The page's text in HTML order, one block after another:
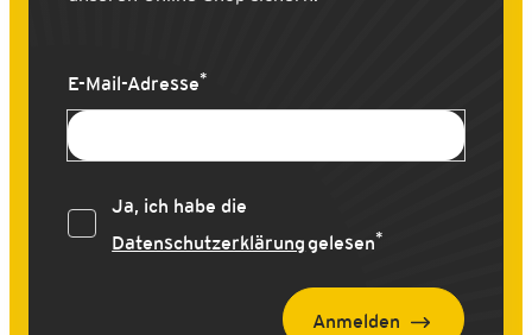
E-Mail-Adresse*
Ja, ich habe die
Datenschutzerklärunggelesen*
Anmelden